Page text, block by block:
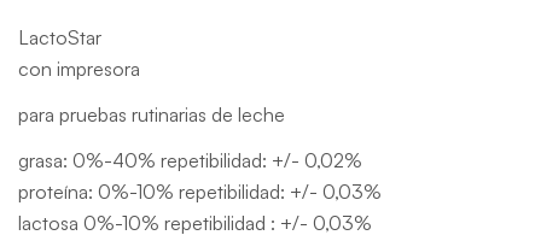
LactoStar
con impresora
para pruebas rutinarias de leche
grasa: 0%-40% repetibilidad: +/- 0,02%
proteína: 0%-10% repetibilidad: +/- 0,03%
lactosa 0%-10% repetibilidad : +/- 0,03%